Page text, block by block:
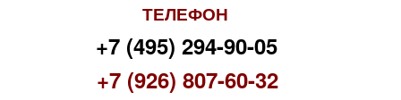
ТЕЛЕФОН
+7 (495) 294-90-05
+7 (926) 807-60-32